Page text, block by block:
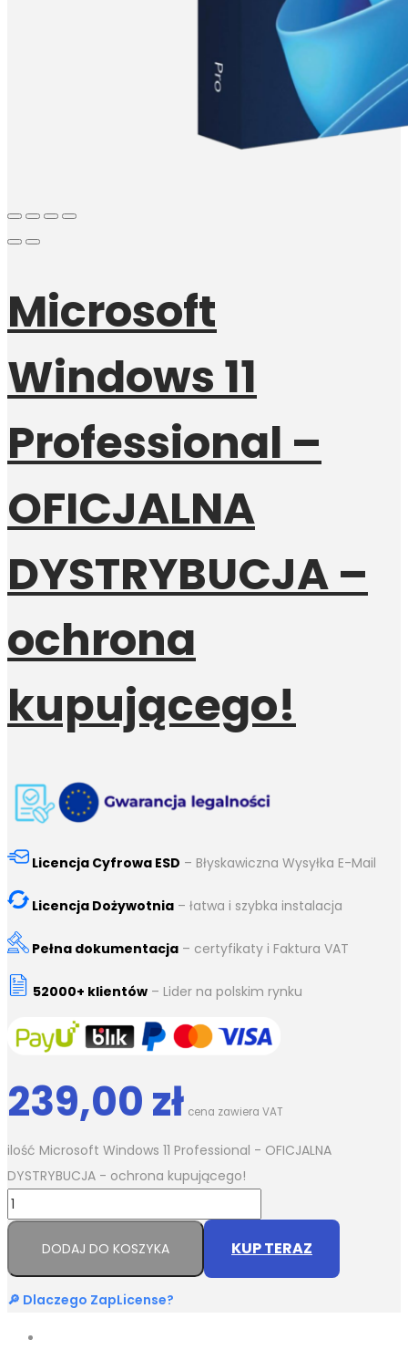
Microsoft
Windows 11
Professional –
OFICJALNA
DYSTRYBUCJA –
ochrona
kupującego!
239,00zł cena zawiera VAT
Licencja Cyfrowa ESD – Błyskawiczna Wysyłka E-Mail
Licencja Dożywotnia – łatwa i szybka instalacja
Pełna dokumentacja – certyfikaty i Faktura VAT
52000+ klientów – Lider na polskim rynku
ilość Microsoft Windows 11 Professional - OFICJALNA
DYSTRYBUCJA - ochrona kupującego!
DODAJ DO KOSZYKA KUP TERAZ
🔎 Dlaczego ZapLicense?